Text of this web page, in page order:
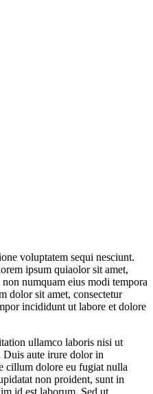
voluptatem sequi nesciunt.
ipsum quiaolor sit amet,
numquam eius modi tempora
dolor sit amet, consectetur
incididunt ut labore et dolore
ullamco laboris nisi ut
Duis aute irure dolor in
cillum dolore eu fugiat nulla
non proident, sunt in
id est laborum. Sed ut